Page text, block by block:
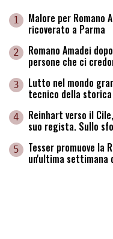
1 Malore per Romano
ricoverato a Parma
2 Romano Amadei
persone che ci
3 Lutto nel mondo
tecnico della storica
4 Reinhart verso il
suo regista. Sullo
5 Tesser promuove la
un'ultima settimana